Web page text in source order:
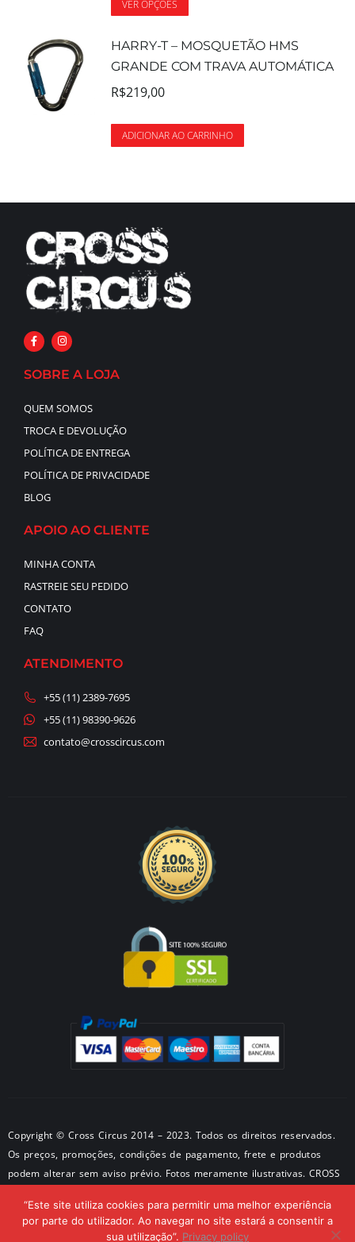
VER OPÇÕES
HARRY-T – MOSQUETÃO HMS
GRANDE COM TRAVA AUTOMÁTICA
R$219,00
ADICIONAR AO CARRINHO
SOBRE A LOJA
QUEM SOMOS
TROCA E DEVOLUÇÃO
POLÍTICA DE ENTREGA
POLÍTICA DE PRIVACIDADE
BLOG
APOIO AO CLIENTE
MINHA CONTA
RASTREIE SEU PEDIDO
CONTATO
FAQ
ATENDIMENTO
+55 (11) 2389-7695
+55 (11) 98390-9626
contato@crosscircus.com
Copyright © Cross Circus 2014 – 2023. Todos os direitos reservados.
Os preços, promoções, condições de pagamento, frete e produtos
podem alterar sem aviso prévio. Fotos meramente ilustrativas. CROSS
Endereço: São Paulo – SP
“Este site utiliza cookies para permitir uma melhor experiência
por parte do utilizador. Ao navegar no site estará a consentir a
sua utilização”. Privacy policy